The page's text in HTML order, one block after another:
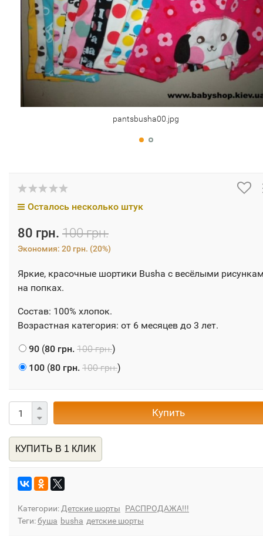
pantsbusha00.jpg
Осталось несколько штук
80 грн. 100 грн.
Экономия: 20 грн. (20%)
Яркие, красочные шортики Busha с весёлыми
на попках.
Состав: 100% хлопок.
Возрастная категория: от 6 месяцев до 3 лет.
90 (80 грн. 100 грн.)
100 (80 грн. 100 грн.)
Купить
КУПИТЬ В 1 КЛИК
Категории: Детские шорты
РАСПРОДАЖА!!!
Теги:буша busha детские шорты